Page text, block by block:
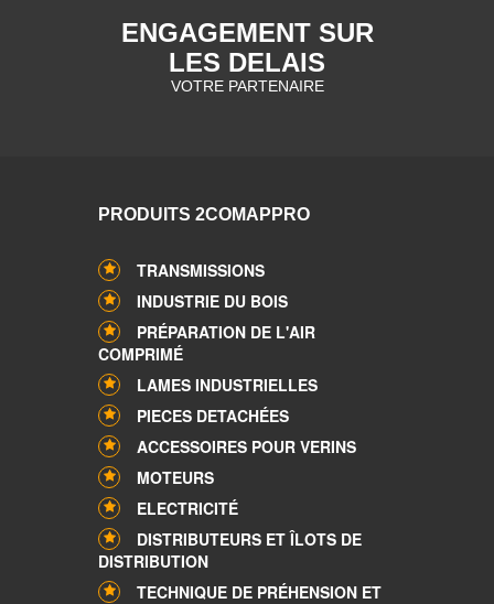
ENGAGEMENT SUR
LES DELAIS
VOTRE PARTENAIRE
PRODUITS 2COMAPPRO
TRANSMISSIONS
INDUSTRIE DU BOIS
PRÉPARATION DE L'AIR
COMPRIMÉ
LAMES INDUSTRIELLES
PIECES DETACHÉES
ACCESSOIRES POUR VERINS
MOTEURS
ELECTRICITÉ
DISTRIBUTEURS ET ÎLOTS DE
DISTRIBUTION
TECHNIQUE DE PRÉHENSION ET